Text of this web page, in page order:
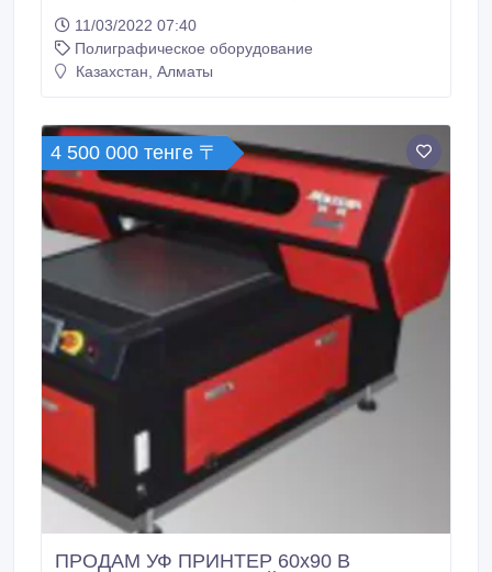
11/03/2022 07:40
Полиграфическое оборудование
Казахстан, Алматы
4 500 000 тенге 〒
ПРОДАМ УФ ПРИНТЕР 60х90 В